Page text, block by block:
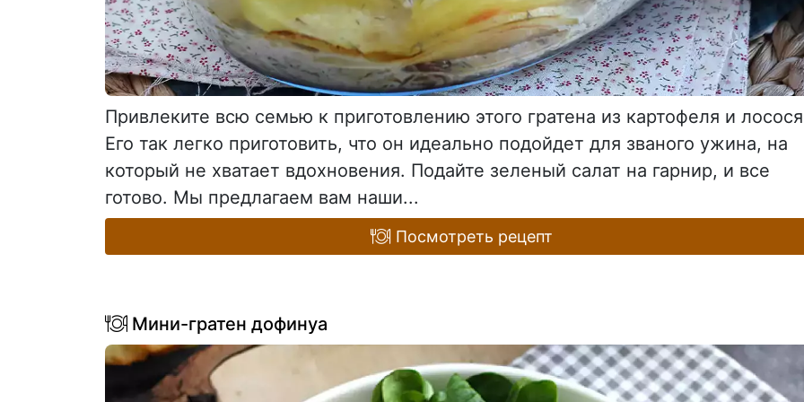
Привлеките всю семью к приготовлению этого гратена из картофеля и
Его так легко приготовить, что он идеально подойдет для званого ужина, на
который не хватает вдохновения. Подайте зеленый салат на гарнир, и все
готово. Мы предлагаем вам наши...
Посмотреть рецепт
Мини-гратен дофинуа